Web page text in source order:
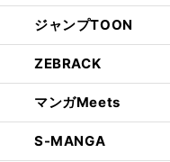
ジャンプTOON
ZEBRACK
マンガMeets
S-MANGA